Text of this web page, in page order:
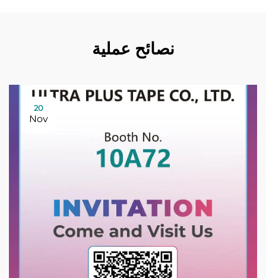
نصائح عملية
20
Nov